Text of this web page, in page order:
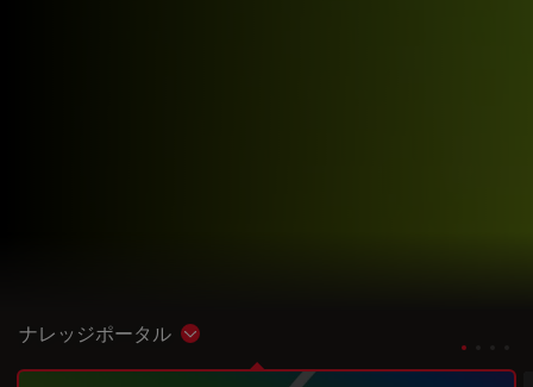
ナレッジポータル Show subnavigation